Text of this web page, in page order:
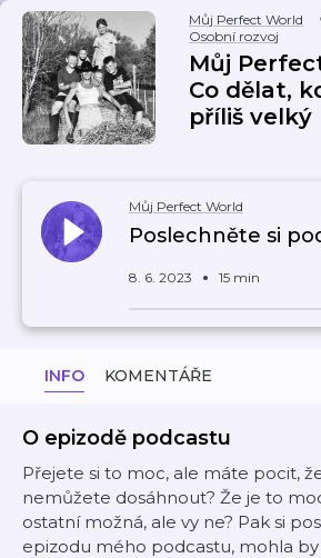
Můj Perfect World
Osobní rozvoj
Můj
Co dělat,
příliš velký
Můj Perfect World
Poslechněte si
8. 6. 2023 15 min
INFO KOMENTÁŘE
O epizodě podcastu
Přejete si to moc, ale máte pocit,
nemůžete dosáhnout? Že je to
ostatní možná, ale vy ne? Pak si
epizodu mého podcastu, mohla